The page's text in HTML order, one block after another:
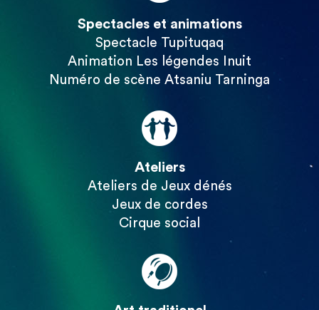
Spectacles et animations
Spectacle Tupituqaq
Animation Les légendes Inuit
Numéro de scène Atsaniu Tarninga
Ateliers
Ateliers de Jeux dénés
Jeux de cordes
Cirque social